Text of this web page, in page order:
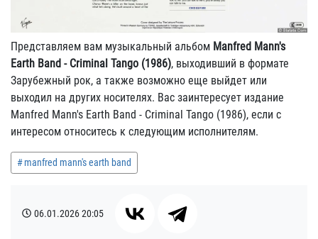
Представляем вам музыкальный альбом Manfred Mann's
Earth Band - Criminal Tango (1986), выходивший в формате
Зарубежный рок, а также возможно еще выйдет или
выходил на других носителях. Вас заинтересует издание
Manfred Mann's Earth Band - Criminal Tango (1986), если с
интересом относитесь к следующим исполнителям.
manfred mann's earth band
06.01.202620:05